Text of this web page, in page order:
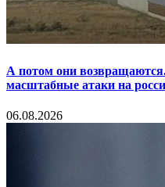
А потом они
масштабные атаки на
06.08.2026